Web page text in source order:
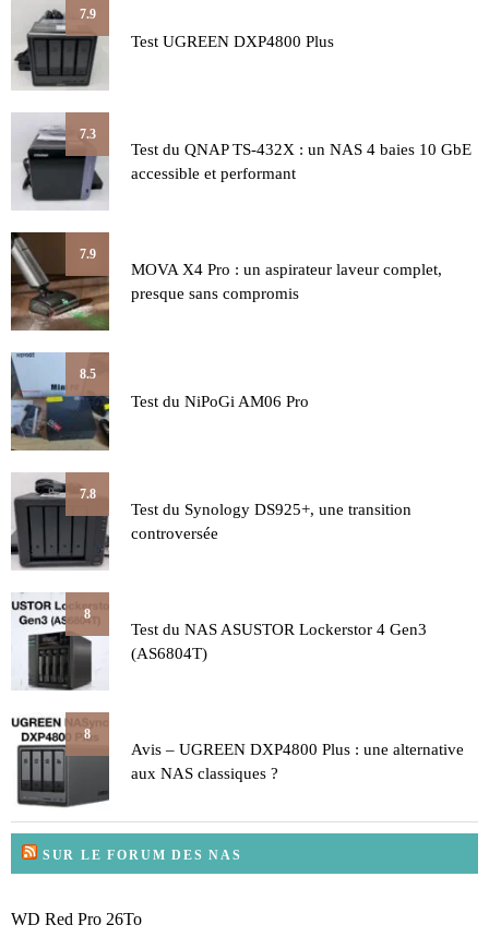
7.9
Test UGREEN DXP4800 Plus
7.3
Test du QNAP TS-432X : un NAS 4 baies 10 GbE
accessible et performant
7.9
MOVA X4 Pro : un aspirateur laveur complet,
presque sans compromis
8.5
Test du NiPoGi AM06 Pro
7.8
Test du Synology DS925+, une transition
controversée
8
Test du NAS ASUSTOR Lockerstor 4 Gen3
(AS6804T)
8
Avis – UGREEN DXP4800 Plus : une alternative
aux NAS classiques ?
SUR LE FORUM DES NAS
WD Red Pro 26To